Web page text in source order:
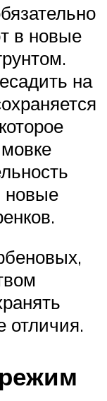
в новые
на
новые
отличия.